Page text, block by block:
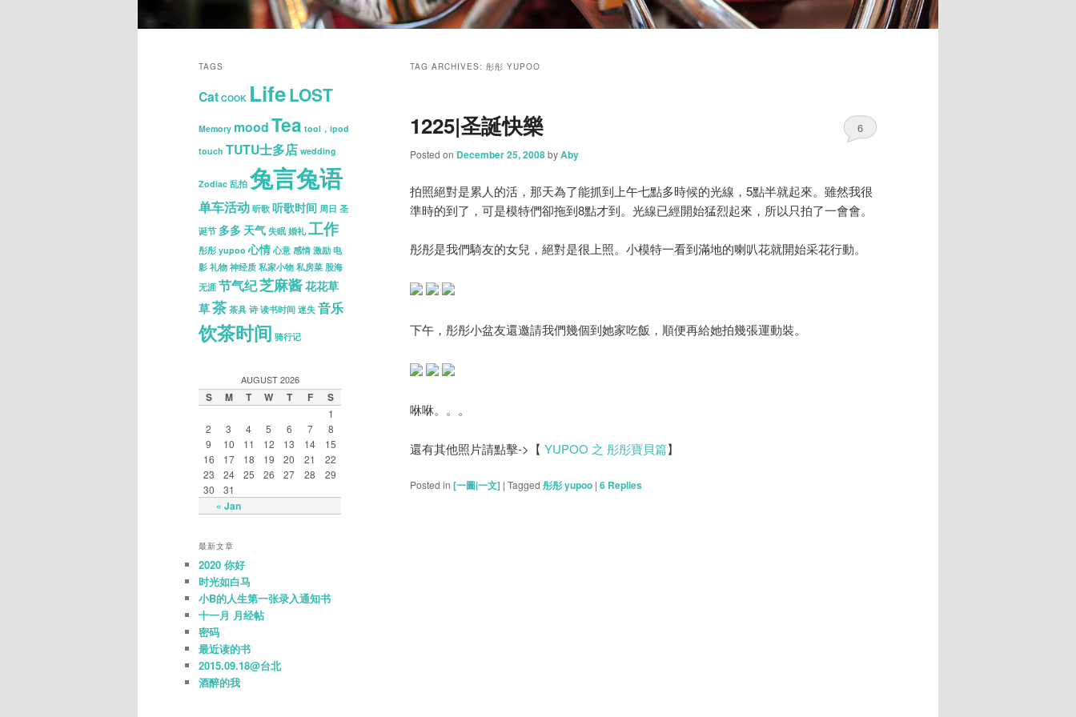
primary
secondary
TAG ARCHIVES: 彤彤 YUPOO
1225|圣誕快樂
Posted on December 25, 2008byAby
6
拍照絕對是累人的活，那天為了能抓到上午七點多時候的光線，5點半就起來。雖然我很
準時的到了，可是模特們卻拖到8點才到。光線已經開始猛烈起來，所以只拍了一會會。
彤彤是我們騎友的女兒，絕對是很上照。小模特一看到滿地的喇叭花就開始采花行動。
下午，彤彤小盆友還邀請我們幾個到她家吃飯，順便再給她拍幾張運動裝。
咻咻。。。
還有其他照片請點擊->【 YUPOO 之 彤彤寶貝篇】
Posted in [一圖|一文] | Tagged 彤彤 yupoo | 6 Replies
TAGS
Cat COOK LifeLOST
Memory moodTea tool，ipod
touch TUTU士多店 wedding
Zodiac 乱拍 兔言兔语
单车活动 听歌 听歌时间 周日 圣
诞节 多多 天气 失眠 婚礼 工作
彤彤 yupoo 心情 心意 感情 激励 电
影 礼物 神经质 私家小物 私房菜 股海
无涯 节气纪芝麻酱花花草
草茶 茶具 诗 读书时间 迷失 音乐
饮茶时间 骑行记
AUGUST 2026
S M T W T F S
« Jan
1
2
3 4 5 6 7
8
9
10 11 12 13 14
15
16
17 18 19 20 21
22
23
24 25 26 27 28
29
30
31
最新文章
2020 你好
时光如白马
小B的人生第一张录入通知书
十一月 月经帖
密码
最近读的书
2015.09.18@台北
酒醉的我